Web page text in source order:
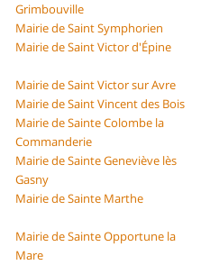
Grimbouville
Mairie de Saint Symphorien
Mairie de Saint Victor d'Épine
Mairie de Saint Victor sur Avre
Mairie de Saint Vincent des Bois
Mairie de Sainte Colombe la
Commanderie
Mairie de Sainte Geneviève lès
Gasny
Mairie de Sainte Marthe
Mairie de Sainte Opportune la
Mare